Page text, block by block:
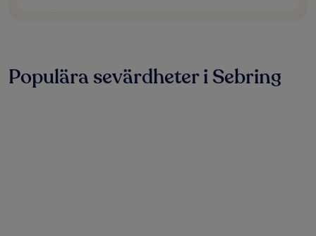
Populära sevärdheter i Sebring